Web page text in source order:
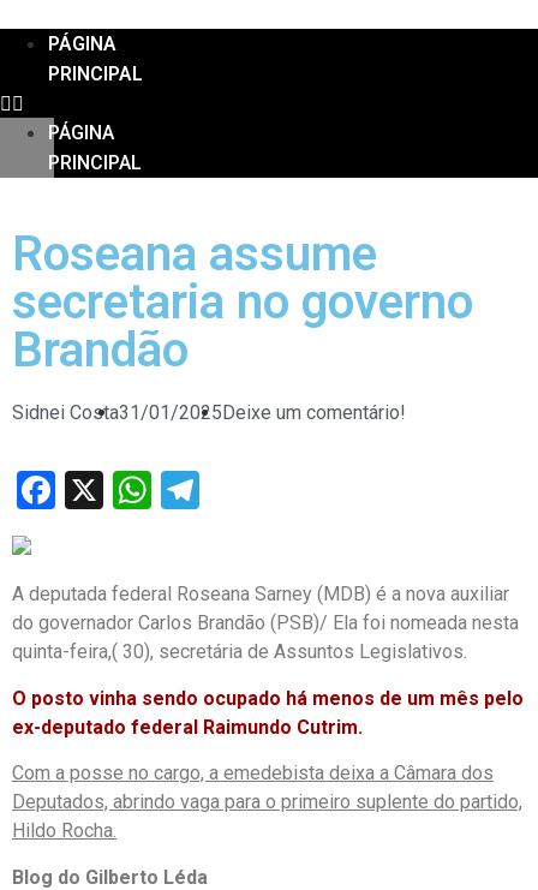
PÁGINA
PRINCIPAL
PÁGINA
PRINCIPAL
Roseana assume
secretaria no governo
Brandão
Sidnei Costa31/01/2025Deixe um comentário!
Facebook
X WhatsApp
A deputada federal Roseana Sarney (MDB) é a nova auxiliar
do governador Carlos Brandão (PSB)/ Ela foi nomeada nesta
quinta-feira,( 30), secretária de Assuntos Legislativos.
O posto vinha sendo ocupado há menos de um mês pelo
ex-deputado federal Raimundo Cutrim.
Com a posse no cargo, a emedebista deixa a Câmara dos
Deputados, abrindo vaga para o primeiro suplente do partido,
Hildo Rocha.
Blog do Gilberto Léda